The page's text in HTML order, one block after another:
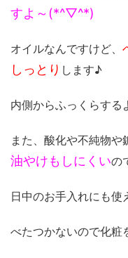
すよ～(*^▽^*)
オイルなんですけど、
しっとり します♪
内側からふっくらする
また、酸化や不純物や
油やけもしにくいの
日中のお手入れにも使
べたつかないので化粧